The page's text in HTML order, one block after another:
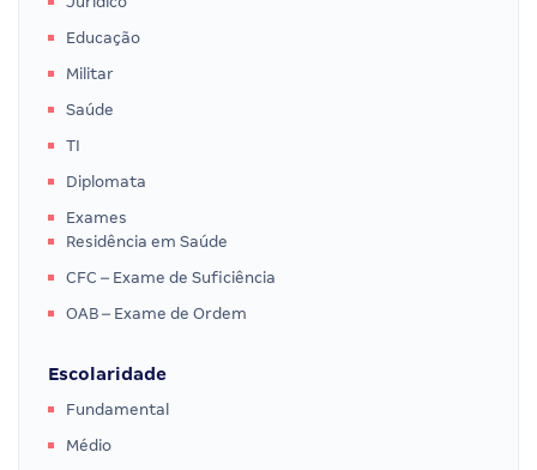
Educação
Militar
Saúde
TI
Diplomata
Exames
Residência em Saúde
CFC – Exame de Suficiência
OAB – Exame de Ordem
Escolaridade
Fundamental
Médio